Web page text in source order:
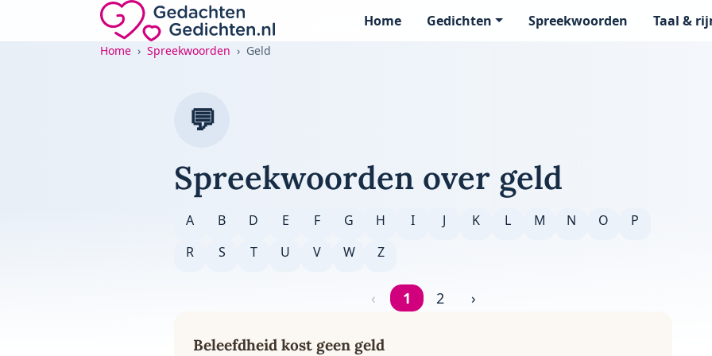
Direct naar de inhoud
Gedachten-Gedichten.nl — naar de homepage
Home Gedichten Spreekwoorden Taal &
Home Spreekwoorden Geld
💬
Spreekwoorden over geld
A B D E F G H I J K L M N O
P
R
S T U V W Z
Pagina 1 van 2
‹ 1 2 ›
Beleefdheid kost geen geld